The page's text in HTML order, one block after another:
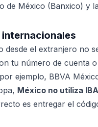
de México (Banxico) y
desde el extranjero no
tu número de cuenta
ejemplo, BBVA
México no utiliza
es entregar el